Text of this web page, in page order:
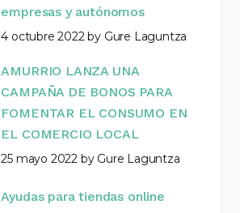
empresas y autónomos
4 octubre 2022 by Gure Laguntza
AMURRIO LANZA UNA
CAMPAÑA DE BONOS PARA
FOMENTAR EL CONSUMO EN
EL COMERCIO LOCAL
25 mayo 2022 by Gure Laguntza
Ayudas para tiendas online